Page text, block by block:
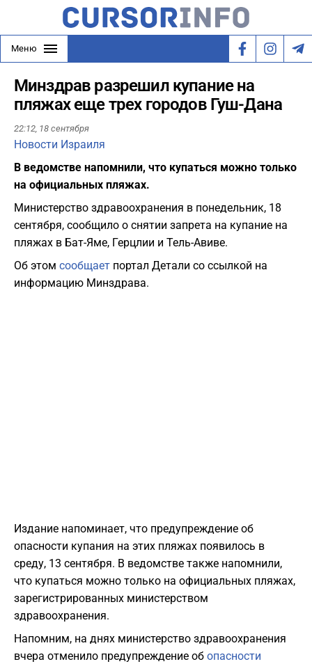
Меню
Минздрав разрешил купание на
пляжах еще трех городов Гуш-Дана
22:12, 18 сентября
Новости Израиля
В ведомстве напомнили, что купаться можно только
на официальных пляжах.
Министерство здравоохранения в понедельник, 18
сентября, сообщило о снятии запрета на купание на
пляжах в Бат-Яме, Герцлии и Тель-Авиве.
Об этом сообщает портал Детали со ссылкой на
информацию Минздрава.
Издание напоминает, что предупреждение об
опасности купания на этих пляжах появилось в
среду, 13 сентября. В ведомстве также напомнили,
что купаться можно только на официальных пляжах,
зарегистрированных министерством
здравоохранения.
Напомним, на днях министерство здравоохранения
вчера отменило предупреждение об опасности